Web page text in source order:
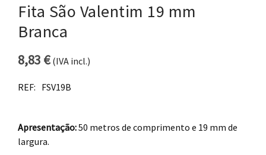
Fita São Valentim 19 mm
Branca
8,83 €(IVA incl.)
REF: FSV19B
Apresentação:50 metros de comprimento e 19 mm de
largura.